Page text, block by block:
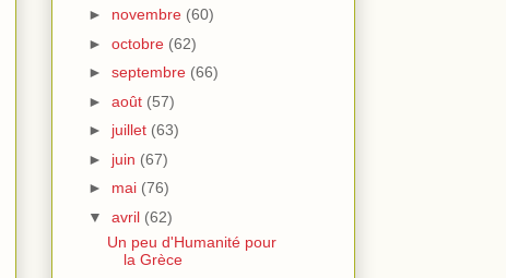
► novembre (60)
► octobre (62)
► septembre (66)
► août (57)
► juillet (63)
► juin (67)
► mai (76)
▼ avril (62)
Un peu d'Humanité pour
la Grèce